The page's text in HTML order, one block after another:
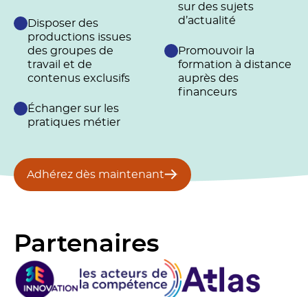
Disposer des
productions issues
des groupes de
travail et de
contenus exclusifs
Échanger sur les
pratiques métier
sur des sujets
d’actualité
Promouvoir la
formation à distance
auprès des
financeurs
Adhérez dès maintenant
Partenaires